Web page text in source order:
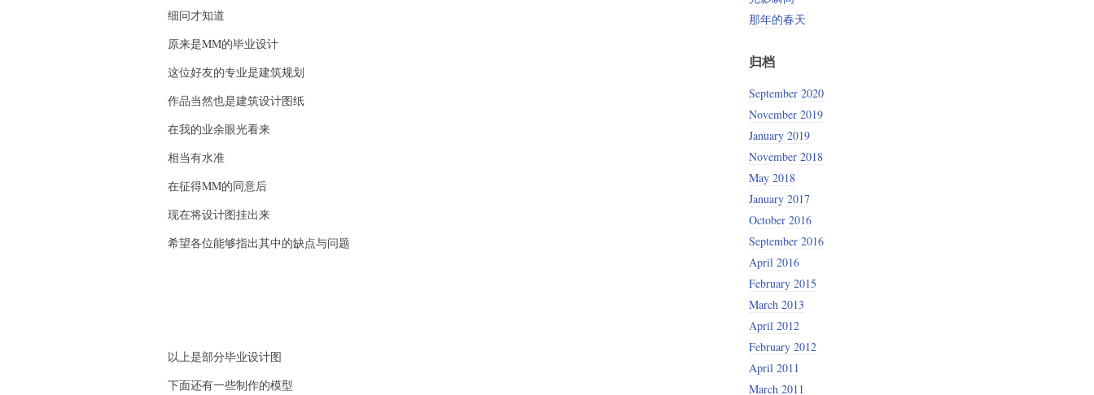
细问才知道
原来是MM的毕业设计
这位好友的专业是建筑规划
作品当然也是建筑设计图纸
在我的业余眼光看来
相当有水准
在征得MM的同意后
现在将设计图挂出来
希望各位能够指出其中的缺点与问题
以上是部分毕业设计图
下面还有一些制作的模型
那年的春天
归档
September 2020
November 2019
January 2019
November 2018
May 2018
January 2017
October 2016
September 2016
April 2016
February 2015
March 2013
April 2012
February 2012
April 2011
March 2011